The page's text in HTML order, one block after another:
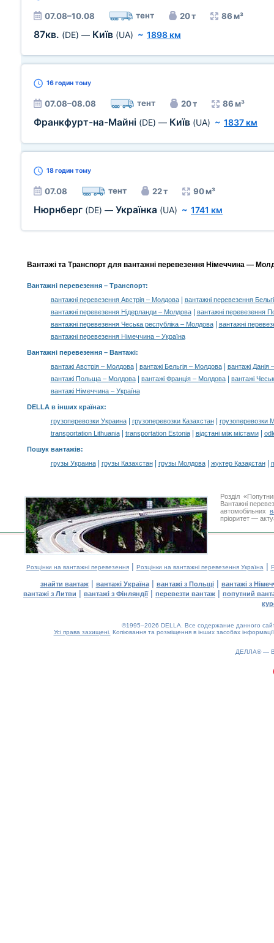
07.08–10.08 тент 20 т 86 м³
87кв. (DE) — Київ (UA) ~ 1898 км
16 годин тому
07.08–08.08 тент 20 т 86 м³
Франкфурт-на-Майні (DE) — Київ (UA) ~ 1837 км
18 годин тому
07.08 тент 22 т 90 м³
Нюрнберг (DE) — Українка (UA) ~ 1741 км
Вантажі та Транспорт для вантажні перевезення Німеччина —
Вантажні перевезення– Транспорт:
вантажні перевезення Австрія – Молдова|
вантажні перевезення
вантажні перевезення Нідерланди – Молдова|
вантажні перевезення
вантажні перевезення Чеська республіка – Молдова|
вантажні
вантажні перевезення Німеччина – Україна
Вантажні перевезення – Вантажі:
вантажі Австрія – Молдова| вантажі Бельгія – Молдова|
вантажі Данія
вантажі Польща – Молдова| вантажі Франція – Молдова|
вантажі
вантажі Німеччина – Україна
DELLA в інших країнах:
грузоперевозки Украина| грузоперевозки Казахстан|
грузоперевозки
transportation Lithuania| transportation Estonia| відстані між містами|
Пошук вантажів:
грузы Украина| грузы Казахстан| грузы Молдова| жүктер Қазақстан|
Розділ
Вантажні
автомобільних
пріоритет —
Розцінки на вантажні перевезення| Розцінки на вантажні перевезення Україна |
знайти вантаж| вантажі Україна| вантажі з Польщі| вантажі з
вантажі з Литви | вантажі з Фінляндії| перевезти вантаж | попутний
©1995–2026 DELLA. Все содержание данного
Усі права захищені. Копіювання та розміщення в інших засобах
ДЕЛЛА® —